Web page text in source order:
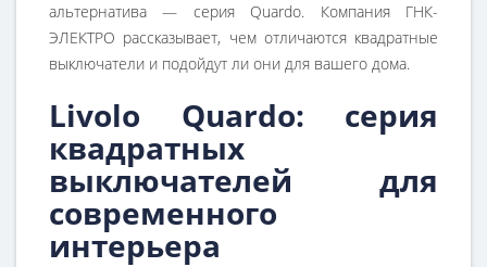
альтернатива — серия Quardo. Компания ГНК-
ЭЛЕКТРО рассказывает, чем отличаются квадратные
выключатели и подойдут ли они для вашего дома.
Livolo Quardo: серия
квадратных
выключателей для
современного
интерьера